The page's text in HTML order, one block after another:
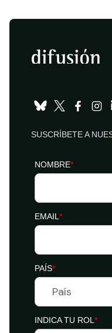
SUSCRÍBETE A
NOMBRE*
EMAIL*
PAÍS*
INDICA TU ROL*